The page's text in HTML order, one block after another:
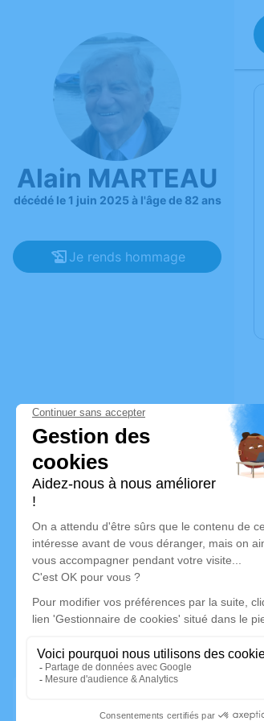
Alain MARTEAU
décédé le 1 juin 2025 à l'âge de 82 ans
Je rends hommage